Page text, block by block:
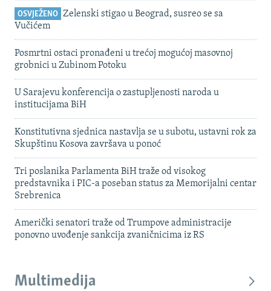
OSVJEŽENO
Zelenski stigao u Beograd, susreo se sa
Vučićem
Posmrtni ostaci pronađeni u trećoj mogućoj masovnoj
grobnici u Zubinom Potoku
U Sarajevu konferencija o zastupljenosti naroda u
institucijama BiH
Konstitutivna sjednica nastavlja se u subotu, ustavni rok za
Skupštinu Kosova završava u ponoć
Tri poslanika Parlamenta BiH traže od visokog
predstavnika i PIC-a poseban status za Memorijalni centar
Srebrenica
Američki senatori traže od Trumpove administracije
ponovno uvođenje sankcija zvaničnicima iz RS
Multimedija